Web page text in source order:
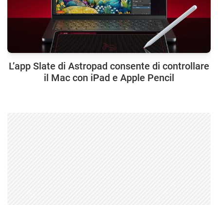
L’app Slate di Astropad consente di controllare
il Mac con iPad e Apple Pencil